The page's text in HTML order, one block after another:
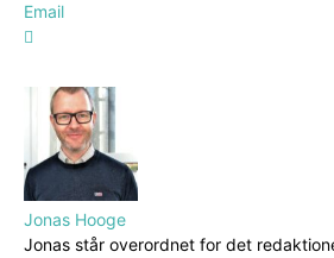
Email
Jonas Hooge
Jonas står overordnet for det